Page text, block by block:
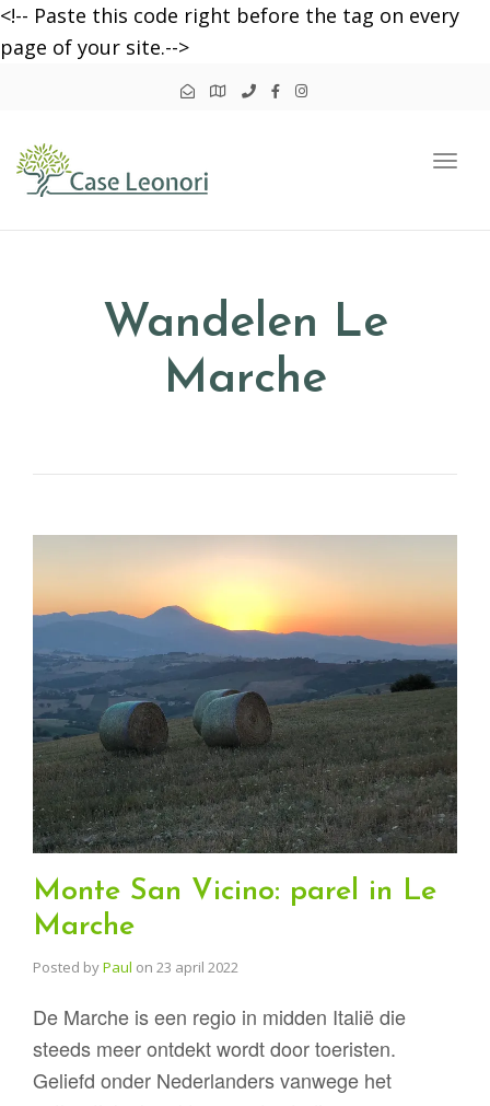
<!-- Paste this code right before the tag on every
page of your site.-->
Wandelen Le
Marche
Monte San Vicino: parel in Le
Marche
Posted byPaul on 23 april 2022
De Marche is een regio in midden Italië die
steeds meer ontdekt wordt door toeristen.
Geliefd onder Nederlanders vanwege het